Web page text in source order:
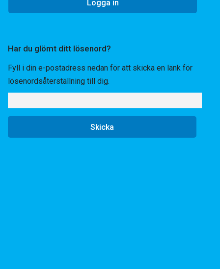
Har du glömt ditt lösenord?
Fyll i din e-postadress nedan för att skicka en länk för
lösenordsåterställning till dig.